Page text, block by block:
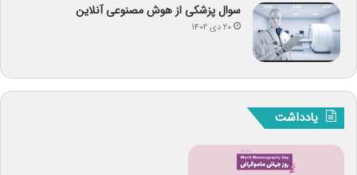
سوال پزشکی از هوش مصنوعی آنلاین
۲۰ دی ۱۴۰۲
یادداشت